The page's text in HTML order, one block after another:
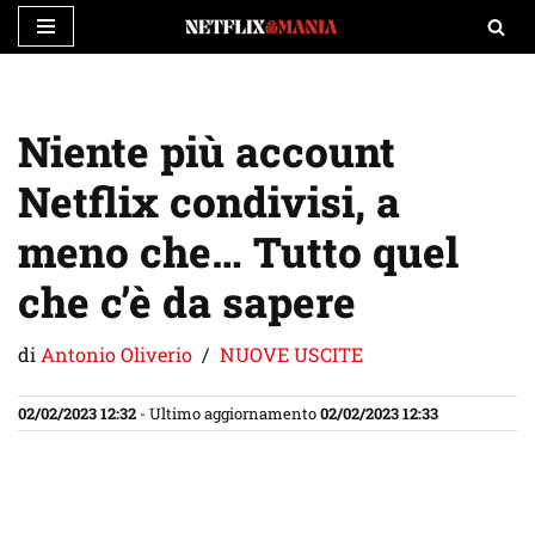
contenuto
Niente più account
Netflix condivisi, a
meno che… Tutto quel
che c’è da sapere
di Antonio Oliverio NUOVE USCITE
02/02/2023 12:32 - Ultimo aggiornamento02/02/2023 12:33